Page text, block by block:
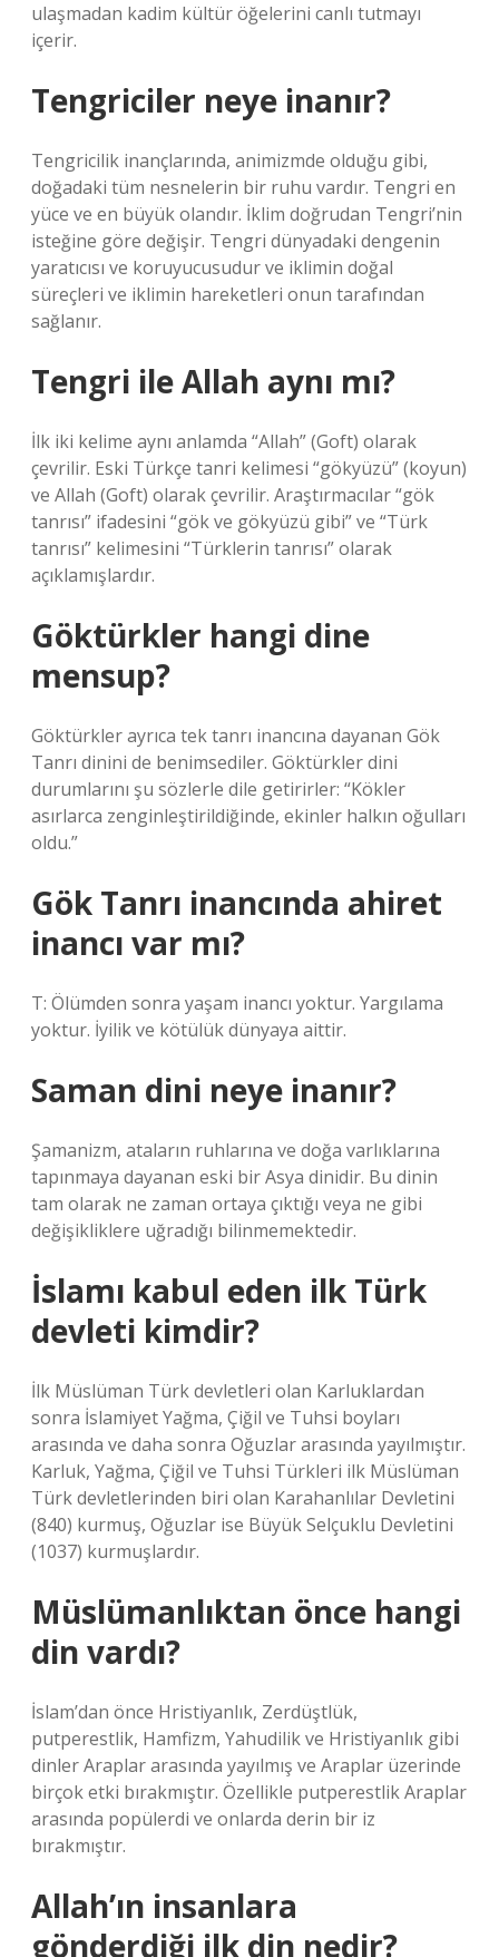
ulaşmadan kadim kültür öğelerini canlı tutmayı
içerir.
Tengriciler neye inanır?
Tengricilik inançlarında, animizmde olduğu gibi,
doğadaki tüm nesnelerin bir ruhu vardır. Tengri en
yüce ve en büyük olandır. İklim doğrudan Tengri’nin
isteğine göre değişir. Tengri dünyadaki dengenin
yaratıcısı ve koruyucusudur ve iklimin doğal
süreçleri ve iklimin hareketleri onun tarafından
sağlanır.
Tengri ile Allah aynı mı?
İlk iki kelime aynı anlamda “Allah” (Goft) olarak
çevrilir. Eski Türkçe tanri kelimesi “gökyüzü” (koyun)
ve Allah (Goft) olarak çevrilir. Araştırmacılar “gök
tanrısı” ifadesini “gök ve gökyüzü gibi” ve “Türk
tanrısı” kelimesini “Türklerin tanrısı” olarak
açıklamışlardır.
Göktürkler hangi dine
mensup?
Göktürkler ayrıca tek tanrı inancına dayanan Gök
Tanrı dinini de benimsediler. Göktürkler dini
durumlarını şu sözlerle dile getirirler: “Kökler
asırlarca zenginleştirildiğinde, ekinler halkın oğulları
oldu.”
Gök Tanrı inancında ahiret
inancı var mı?
T: Ölümden sonra yaşam inancı yoktur. Yargılama
yoktur. İyilik ve kötülük dünyaya aittir.
Saman dini neye inanır?
Şamanizm, ataların ruhlarına ve doğa varlıklarına
tapınmaya dayanan eski bir Asya dinidir. Bu dinin
tam olarak ne zaman ortaya çıktığı veya ne gibi
değişikliklere uğradığı bilinmemektedir.
İslamı kabul eden ilk Türk
devleti kimdir?
İlk Müslüman Türk devletleri olan Karluklardan
sonra İslamiyet Yağma, Çiğil ve Tuhsi boyları
arasında ve daha sonra Oğuzlar arasında yayılmıştır.
Karluk, Yağma, Çiğil ve Tuhsi Türkleri ilk Müslüman
Türk devletlerinden biri olan Karahanlılar Devletini
(840) kurmuş, Oğuzlar ise Büyük Selçuklu Devletini
(1037) kurmuşlardır.
Müslümanlıktan önce hangi
din vardı?
İslam’dan önce Hristiyanlık, Zerdüştlük,
putperestlik, Hamfizm, Yahudilik ve Hristiyanlık gibi
dinler Araplar arasında yayılmış ve Araplar üzerinde
birçok etki bırakmıştır. Özellikle putperestlik Araplar
arasında popülerdi ve onlarda derin bir iz
bırakmıştır.
Allah’ın insanlara
gönderdiği ilk din nedir?